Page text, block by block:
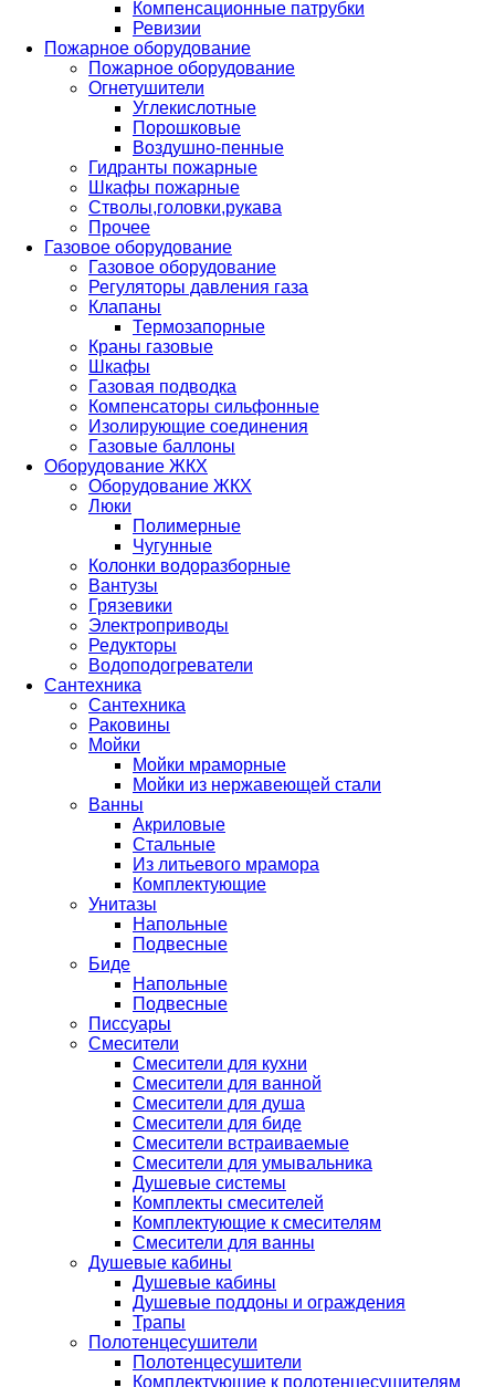
Компенсационные патрубки
Ревизии
Пожарное оборудование
Пожарное оборудование
Огнетушители
Углекислотные
Порошковые
Воздушно-пенные
Гидранты пожарные
Шкафы пожарные
Стволы,головки,рукава
Прочее
Газовое оборудование
Газовое оборудование
Регуляторы давления газа
Клапаны
Термозапорные
Краны газовые
Шкафы
Газовая подводка
Компенсаторы сильфонные
Изолирующие соединения
Газовые баллоны
Оборудование ЖКХ
Оборудование ЖКХ
Люки
Полимерные
Чугунные
Колонки водоразборные
Вантузы
Грязевики
Электроприводы
Редукторы
Водоподогреватели
Сантехника
Сантехника
Раковины
Мойки
Мойки мраморные
Мойки из нержавеющей стали
Ванны
Акриловые
Стальные
Из литьевого мрамора
Комплектующие
Унитазы
Напольные
Подвесные
Биде
Напольные
Подвесные
Писсуары
Смесители
Смесители для кухни
Смесители для ванной
Смесители для душа
Смесители для биде
Смесители встраиваемые
Смесители для умывальника
Душевые системы
Комплекты смесителей
Комплектующие к смесителям
Смесители для ванны
Душевые кабины
Душевые кабины
Душевые поддоны и ограждения
Трапы
Полотенцесушители
Полотенцесушители
Комплектующие к полотенцесушителям